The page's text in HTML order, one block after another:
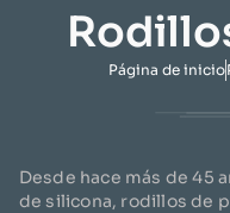
Página de inicio
Desde hace más de 45
de silicona, rodillos de